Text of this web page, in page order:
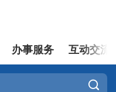
登录
办事服务 互动交流
